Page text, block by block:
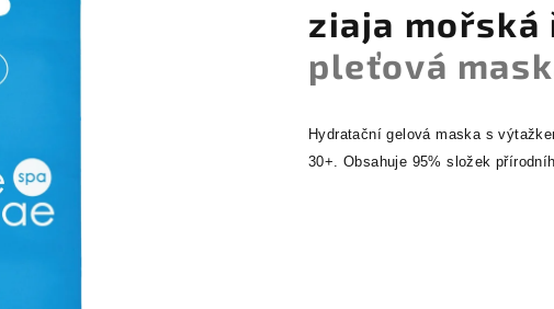
ziaja mořská
pleťová
Hydratační gelová maska s
30+. Obsahuje 95% složek